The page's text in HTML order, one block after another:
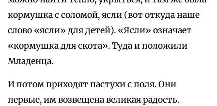
кормушка с соломой, ясли (вот откуда наше
слово «ясли» для детей). «Ясли» означает
«кормушка для скота». Туда и положили
Младенца.
И потом приходят пастухи с поля. Они
первые, им возвещена великая радость.